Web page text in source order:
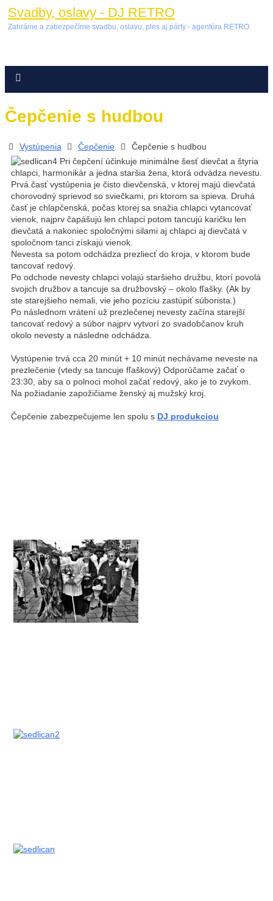
Svadby, oslavy - DJ RETRO
Zahráme a zabezpečíme svadbu, oslavu, ples aj párty - agentúra RETRO
Čepčenie s hudbou
Vystúpenia Čepčenie
Čepčenie s hudbou
Pri čepčení účinkuje minimálne šesť dievčat a štyria
chlapci, harmonikár a jedna staršia žena, ktorá odvádza nevestu.
Prvá časť vystúpenia je čisto dievčenská, v ktorej majú dievčatá
chorovodný sprievod so sviečkami, pri ktorom sa spieva. Druhá
časť je chlapčenská, počas ktorej sa snažia chlapci vytancovať
vienok, najprv čapášujú len chlapci potom tancujú karičku len
dievčatá a nakoniec spoločnými silami aj chlapci aj dievčatá v
spoločnom tanci získajú vienok.
Nevesta sa potom odchádza prezliecť do kroja, v ktorom bude
tancovať redový.
Po odchode nevesty chlapci volajú staršieho družbu, ktorí povolá
svojich družbov a tancuje sa družbovský – okolo fľašky. (Ak by
ste starejšieho nemali, vie jeho pozíciu zastúpiť súborista.)
Po následnom vrátení už prezlečenej nevesty začína starejší
tancovať redový a súbor najprv vytvorí zo svadobčanov kruh
okolo nevesty a následne odchádza.
Vystúpenie trvá cca 20 minút + 10 minút nechávame neveste na
prezlečenie (vtedy sa tancuje fľaškový) Odporúčame začať o
23:30, aby sa o polnoci mohol začať redový, ako je to zvykom.
Na požiadanie zapožičiame ženský aj mužský kroj.
Čepčenie zabezpečujeme len spolu s DJ produkciou